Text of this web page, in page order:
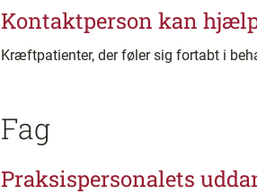
Kontaktperson kan
Kræftpatienter, der føler sig fortabt i
Fag
Praksispersonalets